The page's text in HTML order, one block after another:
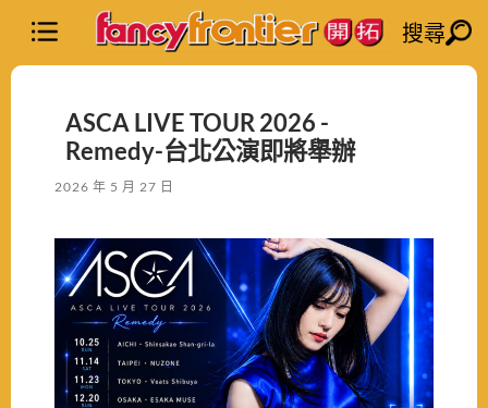
搜尋
ASCA LIVE TOUR 2026 -
Remedy-台北公演即將舉辦
2026 年 5 月 27 日